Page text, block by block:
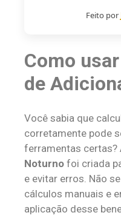
Feito por
Como
de
Você sabia que
corretamente pode
ferramentas certas?
Noturno foi criada
e evitar erros. Não
cálculos manuais e
aplicação desse